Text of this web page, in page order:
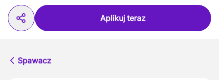
Aplikuj teraz
Spawacz